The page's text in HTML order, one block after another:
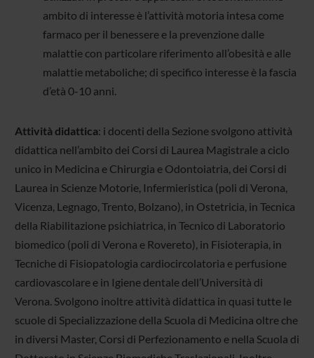
ambito di interesse è l’attività motoria intesa come
farmaco per il benessere e la prevenzione dalle
malattie con particolare riferimento all’obesità e alle
malattie metaboliche; di specifico interesse è la fascia
d’età 0-10 anni.
Attività didattica: i docenti della Sezione svolgono attività
didattica nell’ambito dei Corsi di Laurea Magistrale a ciclo
unico in Medicina e Chirurgia e Odontoiatria, dei Corsi di
Laurea in Scienze Motorie, Infermieristica (poli di Verona,
Vicenza, Legnago, Trento, Bolzano), in Ostetricia, in Tecnica
della Riabilitazione psichiatrica, in Tecnico di Laboratorio
biomedico (poli di Verona e Rovereto), in Fisioterapia, in
Tecniche di Fisiopatologia cardiocircolatoria e perfusione
cardiovascolare e in Igiene dentale dell’Università di
Verona. Svolgono inoltre attività didattica in quasi tutte le
scuole di Specializzazione della Scuola di Medicina oltre che
in diversi Master, Corsi di Perfezionamento e nella Scuola di